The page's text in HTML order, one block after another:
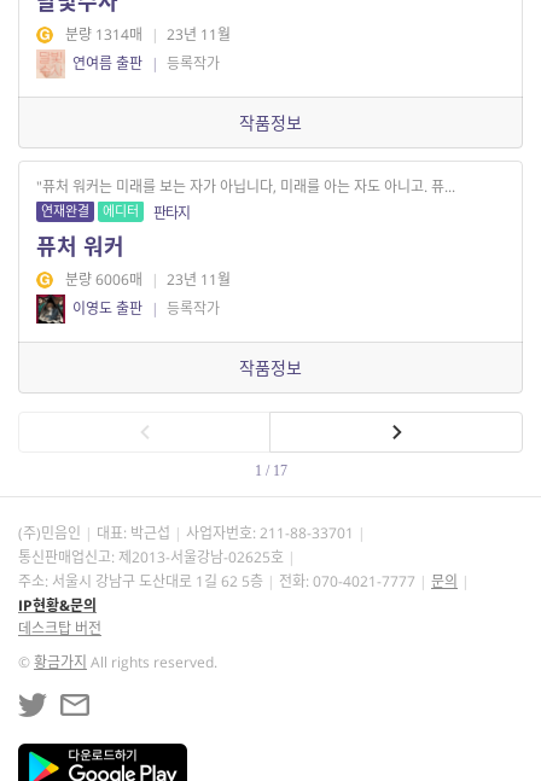
분량 1314매 | 23년 11월
연여름 출판 | 등록작가
작품정보
"퓨처 워커는 미래를 보는 자가 아닙니다, 미래를 아는 자도 아니고. 퓨...
연재완결 에디터 판타지
퓨처 워커
분량 6006매 | 23년 11월
이영도 출판 | 등록작가
작품정보
1 / 17
(주)민음인 대표: 박근섭 사업자번호: 211-88-33701
통신판매업신고: 제2013-서울강남-02625호
주소: 서울시 강남구 도산대로 1길 62 5층
전화: 070-4021-7777
문의
IP현황&문의
데스크탑 버전
©황금가지 All rights reserved.